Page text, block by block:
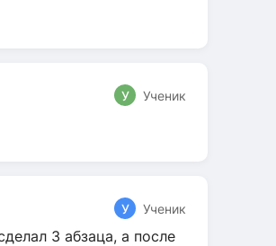
У Ученик
У Ученик
3 абзаца, а после